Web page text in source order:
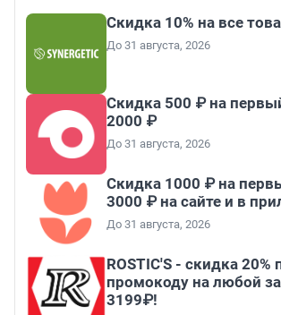
Скидка 10% на все
До 31 августа, 2026
Скидка 500 ₽ на
2000 ₽
До 31 августа, 2026
Скидка 1000 ₽ на
3000 ₽ на сайте и в
До 31 августа, 2026
ROSTIC'S - скидка 20%
промокоду на любой
3199₽!